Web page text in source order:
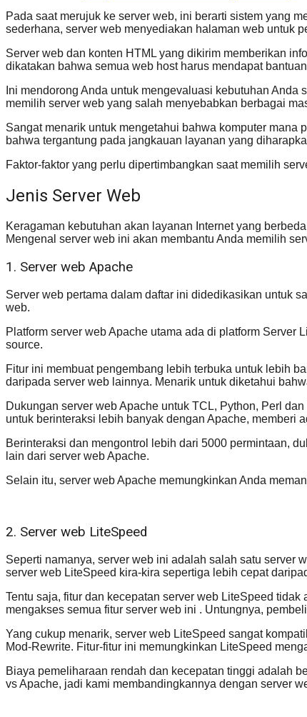
Pada saat merujuk ke server web, ini berarti sistem yang
sederhana, server web menyediakan halaman web untuk
Server web dan konten HTML yang dikirim memberikan
dikatakan bahwa semua web host harus mendapat
Ini mendorong Anda untuk mengevaluasi kebutuhan
memilih server web yang salah menyebabkan berbagai
Sangat menarik untuk mengetahui bahwa komputer mana
bahwa tergantung pada jangkauan layanan yang
Faktor-faktor yang perlu dipertimbangkan saat memilih
Jenis Server Web
Keragaman kebutuhan akan layanan Internet yang
Mengenal server web ini akan membantu Anda memilih
1. Server web Apache
Server web pertama dalam daftar ini didedikasikan untuk
web.
Platform server web Apache utama ada di platform
source.
Fitur ini membuat pengembang lebih terbuka untuk lebih
daripada server web lainnya. Menarik untuk diketahui
Dukungan server web Apache untuk TCL, Python, Perl
untuk berinteraksi lebih banyak dengan Apache, memberi
Berinteraksi dan mengontrol lebih dari 5000 permintaan,
lain dari server web Apache.
Selain itu, server web Apache memungkinkan Anda
2. Server web LiteSpeed
Seperti namanya, server web ini adalah salah satu server
server web LiteSpeed kira-kira sepertiga lebih cepat
Tentu saja, fitur dan kecepatan server web LiteSpeed
mengakses semua fitur server web ini . Untungnya,
Yang cukup menarik, server web LiteSpeed sangat
Mod-Rewrite. Fitur-fitur ini memungkinkan LiteSpeed
Biaya pemeliharaan rendah dan kecepatan tinggi adalah
vs Apache, jadi kami membandingkannya dengan server